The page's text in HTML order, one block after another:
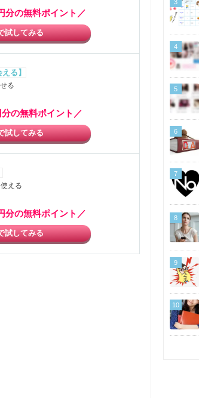
分の無料ポイント／
試してみる
る】
る
の無料ポイント／
試してみる
える
分の無料ポイント／
試してみる
3
4
5
6
7
8
9
10